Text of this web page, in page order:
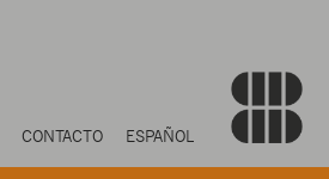
CONTACTO ESPAÑOL